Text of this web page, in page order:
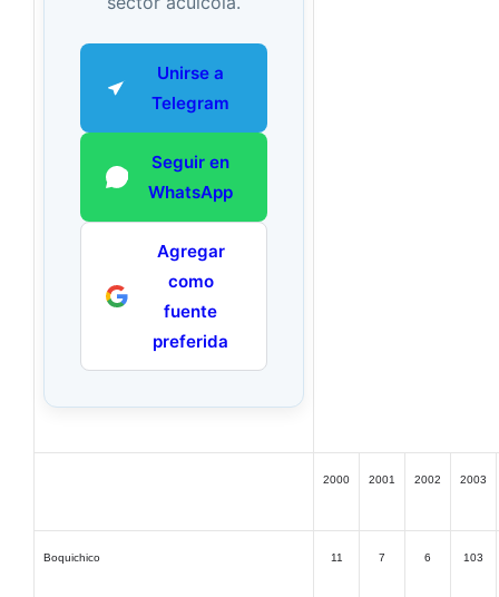
Unirse a
Telegram
Seguir en
WhatsApp
Agregar
como
fuente
preferida
2000 2001 2002 2003
Boquichico 11 7 6 103